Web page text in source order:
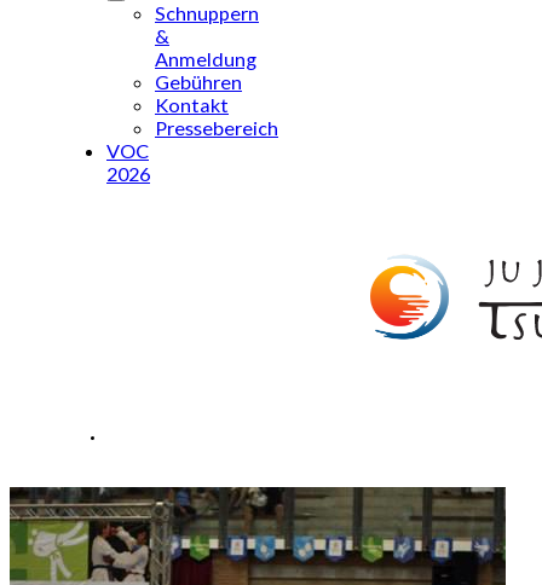
Schnuppern
&
Anmeldung
Gebühren
Kontakt
Pressebereich
VOC
2026